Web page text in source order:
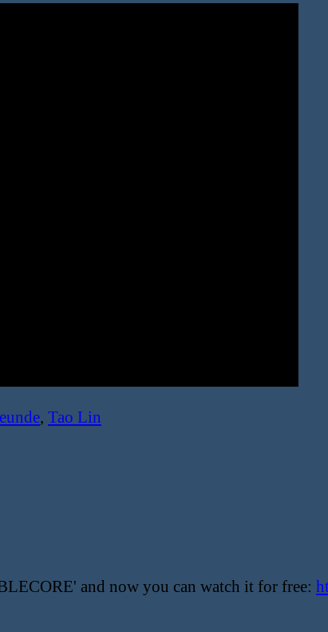
, Tao Lin
and now you can watch it for free: